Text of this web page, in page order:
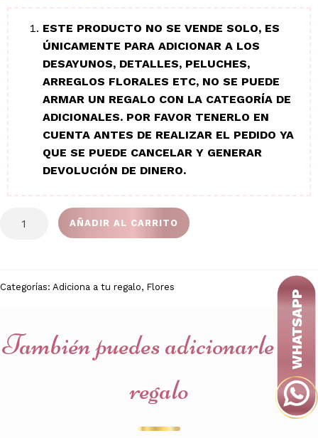
ESTE PRODUCTO NO SE VENDE SOLO, ES
ÚNICAMENTE PARA ADICIONAR A LOS
DESAYUNOS, DETALLES, PELUCHES,
ARREGLOS FLORALES ETC, NO SE PUEDE
ARMAR UN REGALO CON LA CATEGORÍA DE
ADICIONALES. POR FAVOR TENERLO EN
CUENTA ANTES DE REALIZAR EL PEDIDO YA
QUE SE PUEDE CANCELAR Y GENERAR
DEVOLUCIÓN DE DINERO.
y
cantidad
AÑADIR AL CARRITO
Categorías: Adiciona a tu regalo, Flores
También puedes adicionarle a tu
regalo